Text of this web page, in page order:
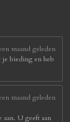
maand geleden
bieding en heb
maand geleden
U geeft aan